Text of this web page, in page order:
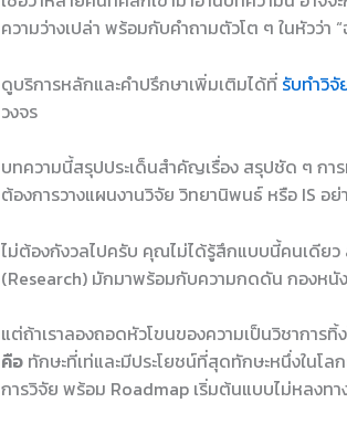
ความว่างเปล่า พร้อมกับคำถามตัวโต ๆ ในหัวว่า
ดูบริการหลักและคำปรึกษาเพิ่มเติมได้ที่ รับทำวิ
วงจร
บทความนี้สรุปประเด็นสำคัญเรื่อง สรุปชัด ๆ กา
ต้องการวางแผนงานวิจัย วิทยานิพนธ์ หรือ IS อย่
ไม่ต้องกังวลไปครับ คุณไม่ได้รู้สึกแบบนี้คนเดียว
(Research) มักมาพร้อมกับความกดดัน กองหนั
แต่ถ้าเราลองถอดหัวโขนของความเป็นวิชากา
คือ ทักษะที่เท่และมีประโยชน์ที่สุดทักษะหนึ่งในโ
การวิจัย พร้อม Roadmap เริ่มต้นแบบไม่หลงท